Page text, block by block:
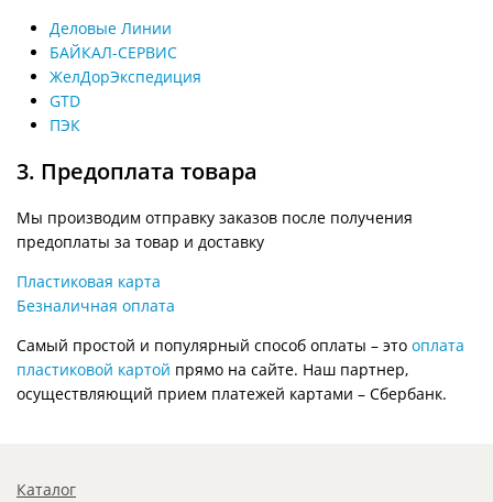
Деловые Линии
БАЙКАЛ-СЕРВИС
ЖелДорЭкспедиция
GTD
ПЭК
3. Предоплата товара
Мы производим отправку заказов после получения
предоплаты за товар и доставку
Пластиковая карта
Безналичная оплата
Самый простой и популярный способ оплаты – это оплата
пластиковой картой прямо на сайте. Наш партнер,
осуществляющий прием платежей картами – Сбербанк.
Каталог